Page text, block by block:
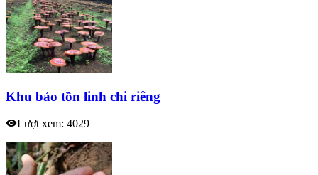
Khu bảo tồn linh chi riêng
Lượt xem: 4029